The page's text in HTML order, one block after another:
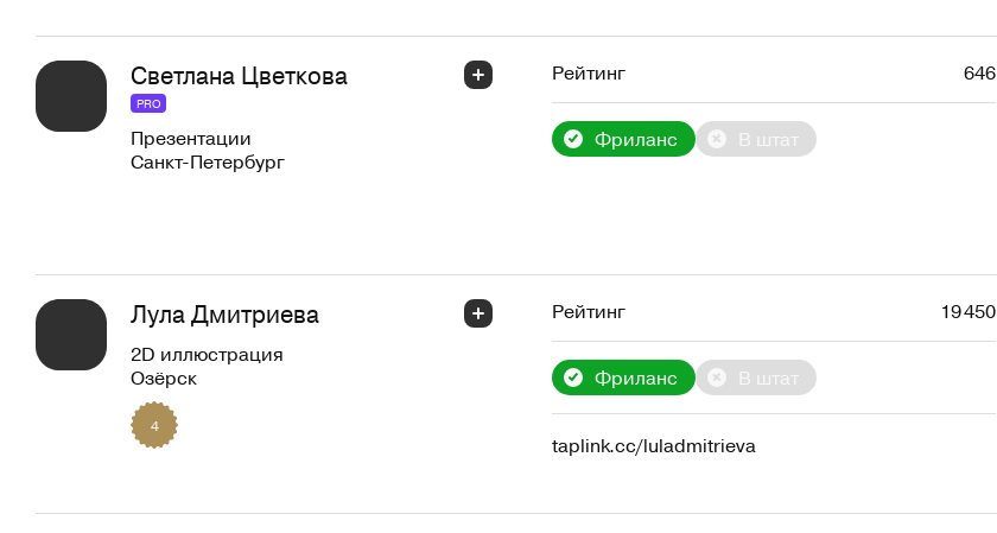
Светлана Цветкова
PRO
Презентации
Санкт-Петербург
Рейтинг 646
Фриланс В штат
Лула Дмитриева
2D иллюстрация
Озёрск
4
Рейтинг 19 450
Фриланс В штат
taplink.cc/luladmitrieva